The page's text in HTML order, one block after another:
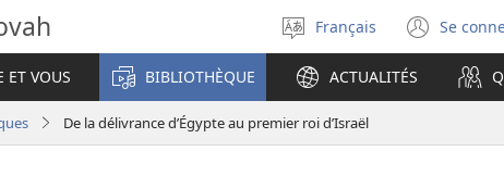
Sélectionner
la
langue
Français Se
une
ET VOUS BIBLIOTHÈQUE ACTUALITÉS
De la délivrance d’Égypte au premier roi d’Israël